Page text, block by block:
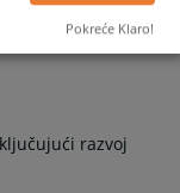
razvoj
Pokreće Klaro!